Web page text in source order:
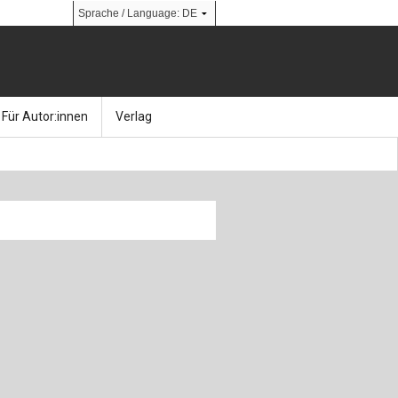
Social Media
Für Autor:innen
Kalender
Zeitschriften
Verlag
Ansprechpartner:innen
So finden Sie uns